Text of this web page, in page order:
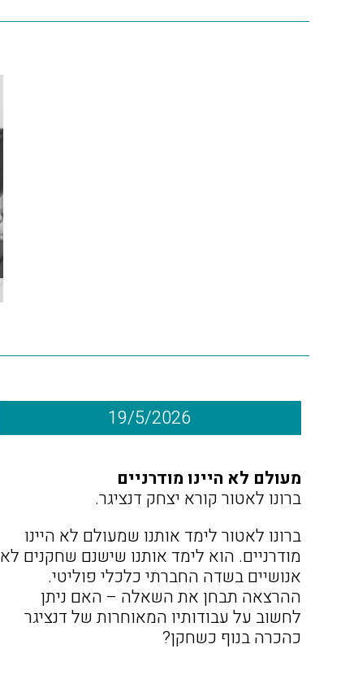
19/5/2026
מעולם לא היינו מודרניים
ברונו לאטור קורא יצחק דנציגר.
ברונו לאטור לימד אותנו שמעולם לא היינו
מודרניים. הוא לימד אותנו שישנם שחקנים לא
אנושיים בשדה החברתי כלכלי פוליטי.
ההרצאה תבחן את השאלה – האם ניתן
לחשוב על עבודותיו המאוחרות של דנציגר
כהכרה בנוף כשחקן?